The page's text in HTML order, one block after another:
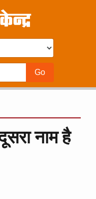
नाम है